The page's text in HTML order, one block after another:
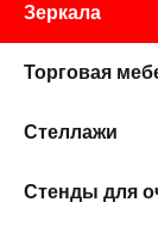
Зеркала
Торговая
Стеллажи
Стенды для